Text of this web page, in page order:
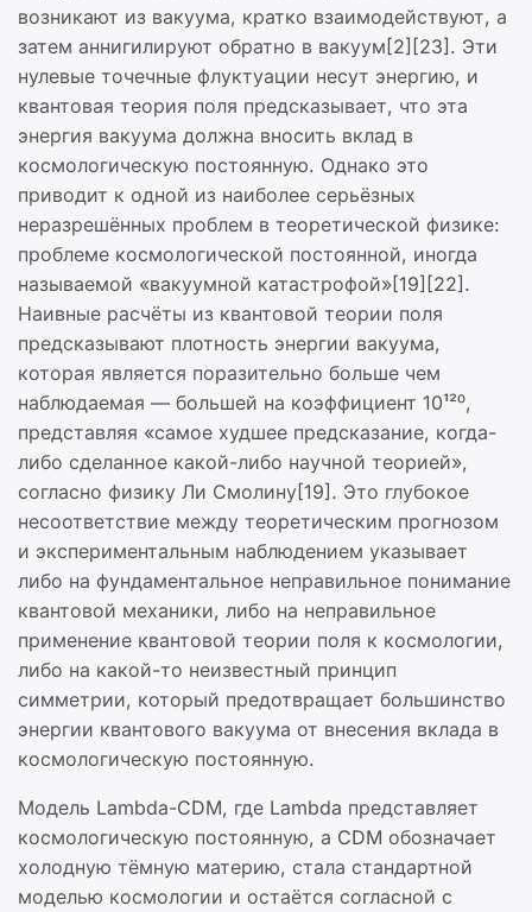
возникают из вакуума, кратко взаимодействуют, а
затем аннигилируют обратно в вакуум[2][23]. Эти
нулевые точечные флуктуации несут энергию, и
квантовая теория поля предсказывает, что эта
энергия вакуума должна вносить вклад в
космологическую постоянную. Однако это
приводит к одной из наиболее серьёзных
неразрешённых проблем в теоретической физике:
проблеме космологической постоянной, иногда
называемой «вакуумной катастрофой»[19][22].
Наивные расчёты из квантовой теории поля
предсказывают плотность энергии вакуума,
которая является поразительно больше чем
наблюдаемая — большей на коэффициент 10¹²⁰,
представляя «самое худшее предсказание, когда-
либо сделанное какой-либо научной теорией»,
согласно физику Ли Смолину[19]. Это глубокое
несоответствие между теоретическим прогнозом
и экспериментальным наблюдением указывает
либо на фундаментальное неправильное понимание
квантовой механики, либо на неправильное
применение квантовой теории поля к космологии,
либо на какой-то неизвестный принцип
симметрии, который предотвращает большинство
энергии квантового вакуума от внесения вклада в
космологическую постоянную.
Модель Lambda-CDM, где Lambda представляет
космологическую постоянную, а CDM обозначает
холодную тёмную материю, стала стандартной
моделью космологии и остаётся согласной с